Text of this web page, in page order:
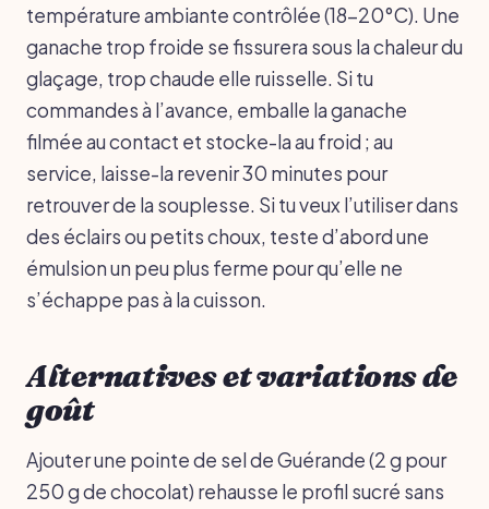
température ambiante contrôlée (18-20°C). Une
ganache trop froide se fissurera sous la chaleur du
glaçage, trop chaude elle ruisselle. Si tu
commandes à l’avance, emballe la ganache
filmée au contact et stocke-la au froid ; au
service, laisse-la revenir 30 minutes pour
retrouver de la souplesse. Si tu veux l’utiliser dans
des éclairs ou petits choux, teste d’abord une
émulsion un peu plus ferme pour qu’elle ne
s’échappe pas à la cuisson.
Alternatives et variations de
goût
Ajouter une pointe de sel de Guérande (2 g pour
250 g de chocolat) rehausse le profil sucré sans